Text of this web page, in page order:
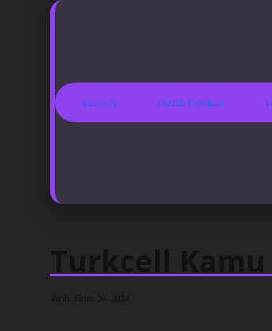
Anasayfa Gizlilik Politikası
Turkcell
Tarih: Ekim 20, 2024